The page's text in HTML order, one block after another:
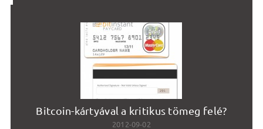
Bitcoin-kártyával a kritikus tömeg felé?
2012-09-02